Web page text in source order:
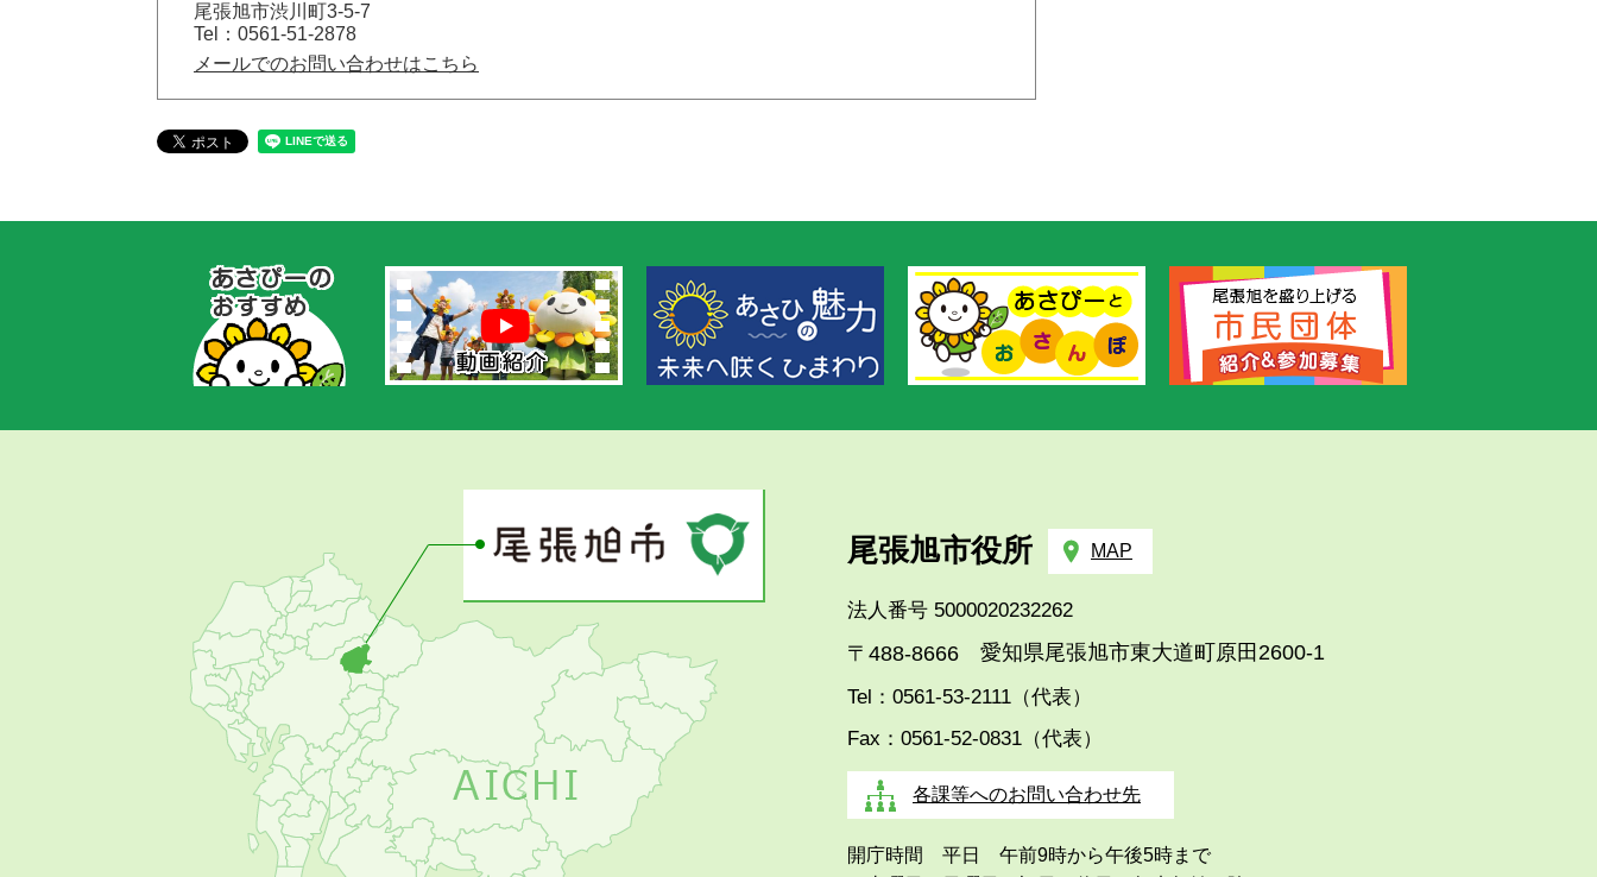
尾張旭市渋川町3-5-7
Tel：0561-51-2878
メールでのお問い合わせはこちら
あ
す
め
尾張旭市役所 MAP
法人番号 5000020232262
〒488-8666 愛知県尾張旭市東大道町原田2600-1
Tel：0561-53-2111（代表）
Fax：0561-52-0831（代表）
各課等へのお問い合わせ先
開庁時間 平日 午前9時から午後5時まで